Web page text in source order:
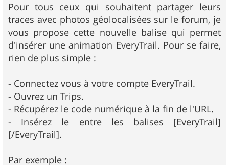
Pour tous ceux qui souhaitent partager leurs
traces avec photos géolocalisées sur le forum, je
vous propose cette nouvelle balise qui permet
d'insérer une animation EveryTrail. Pour se faire,
rien de plus simple :
- Connectez vous à votre compte EveryTrail.
- Ouvrez un Trips.
- Récupérez le code numérique à la fin de l'URL.
- Insérez le entre les balises [EveryTrail]
[/EveryTrail].
Par exemple :